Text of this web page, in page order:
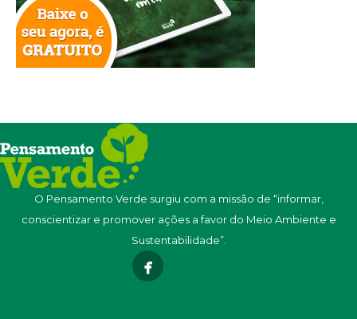
O Pensamento Verde surgiu com a missão de “informar,
conscientizar e promover ações a favor do Meio Ambiente e
Sustentabilidade”.